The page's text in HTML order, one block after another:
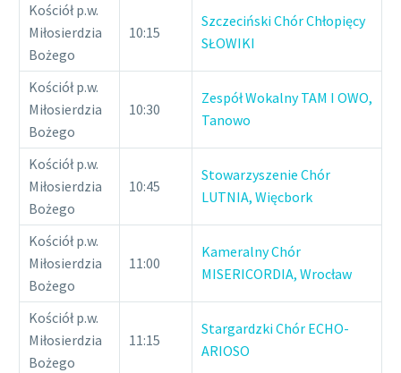
Kościół p.w.
Miłosierdzia
Bożego
10:15
Szczeciński Chór Chłopięcy
SŁOWIKI
Kościół p.w.
Miłosierdzia
Bożego
10:30
Zespół Wokalny TAM I OWO,
Tanowo
Kościół p.w.
Miłosierdzia
Bożego
10:45
Stowarzyszenie Chór
LUTNIA, Więcbork
Kościół p.w.
Miłosierdzia
Bożego
11:00
Kameralny Chór
MISERICORDIA, Wrocław
Kościół p.w.
Miłosierdzia
Bożego
11:15
Stargardzki Chór ECHO-
ARIOSO